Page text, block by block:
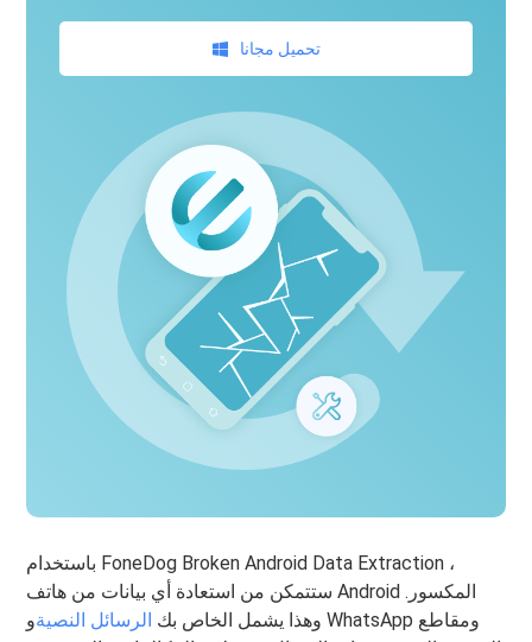
تحميل مجانا
باستخدام FoneDog Broken Android Data Extraction ،
ستتمكن من استعادة أي بيانات من هاتف Android المكسور.
وهذا يشمل الخاص بك الرسائل النصيةو WhatsApp ومقاطع